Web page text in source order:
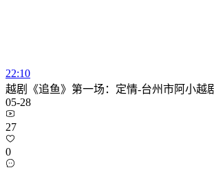
22:10
越剧《追鱼》第一场：定情-台州市阿小越
05-28
27
0